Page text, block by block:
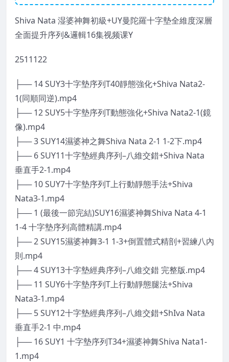
Shiva Nata 湿婆神舞初級+UY曼陀羅十字墊全維度深層
全面提升序列&邏輯16集视频课Y
2511122
├── 14 SUY3十字墊序列T40靜態強化+Shiva Nata2-
1(同順同逆).mp4
├── 12 SUY5十字墊序列T動態強化+Shiva Nata2-1(鏡
像).mp4
├── 3 SUY14濕婆神之舞Shiva Nata 2-1 1-2下.mp4
├── 6 SUY11十字墊經典序列–八維交錯+Shiva Nata
垂直手2-1.mp4
├── 10 SUY7十字墊序列T上行動靜態手法+Shiva
Nata3-1.mp4
├── 1 (最後一節完結)SUY16濕婆神舞Shiva Nata 4-1
1-4 十字墊序列高體精講.mp4
├── 2 SUY15濕婆神舞3-1 1-3+倒置體式精剖+習練八內
則.mp4
├── 4 SUY13十字墊經典序列–八維交錯 完整版.mp4
├── 11 SUY6十字墊序列T上行動靜態腿法+Shiva
Nata3-1.mp4
├── 5 SUY12十字墊經典序列–八維交錯+ShIva Nata
垂直手2-1 中.mp4
├── 16 SUY1 十字墊序列T34+濕婆神舞Shiva Nata1-
1.mp4